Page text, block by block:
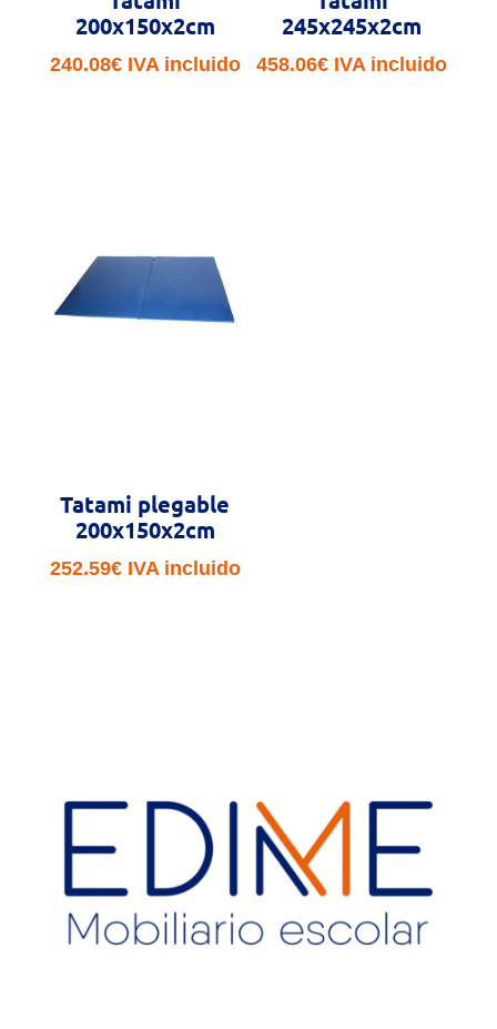
200x150x2cm
240.08€ IVA incluido
245x245x2cm
458.06€ IVA incluido
Tatami plegable
200x150x2cm
252.59€ IVA incluido